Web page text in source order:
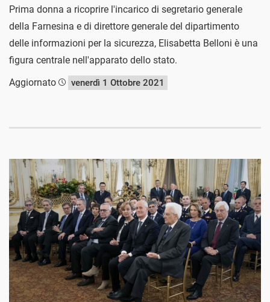
Prima donna a ricoprire l'incarico di segretario generale
della Farnesina e di direttore generale del dipartimento
delle informazioni per la sicurezza, Elisabetta Belloni è una
figura centrale nell'apparato dello stato.
Aggiornato
venerdì 1 Ottobre 2021